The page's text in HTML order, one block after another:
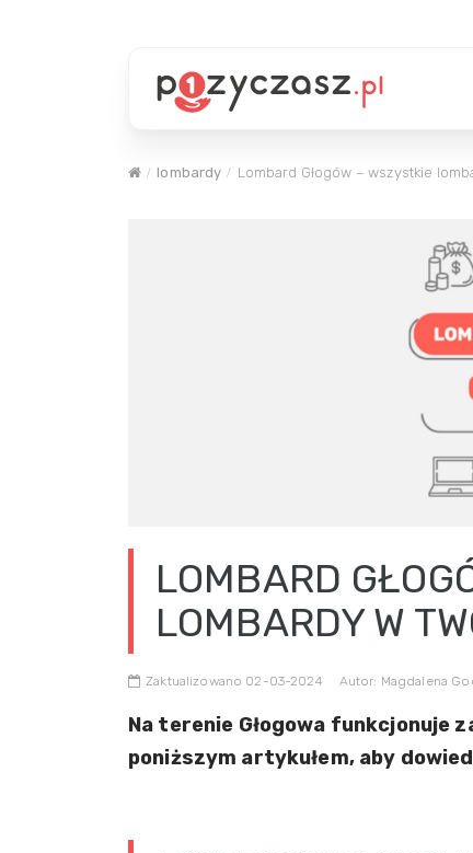
lombardy Lombard Głogów – wszystkie
LOMBARD
LOMBARDY W
Zaktualizowano 02-03-2024 Autor: Magdalena
Na terenie Głogowa funkcjonuje
poniższym artykułem, aby